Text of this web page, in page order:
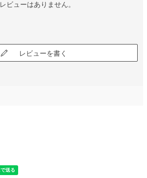
レビューはありません。
レビューを書く